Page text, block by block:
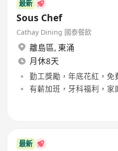
最新
Sous Chef
Cathay Dining 國泰餐飲
離島區, 東涌
月休8天
勤工獎勵，年底花紅，免
有薪加班，牙科福利，家
最新